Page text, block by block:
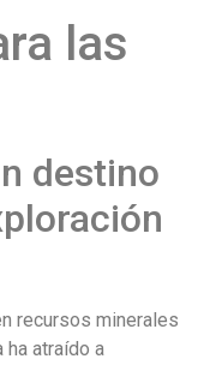
las
destino
recursos minerales
ha atraído a